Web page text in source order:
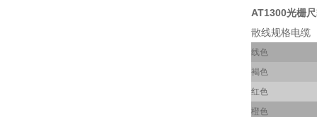
AT1300光栅尺
散线规格电缆
线色
褐色
红色
橙色